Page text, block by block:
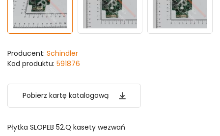
Producent: Schindler
Kod produktu: 591876
Pobierz kartę katalogową
Płytka SLOPEB 52.Q kasety wezwań